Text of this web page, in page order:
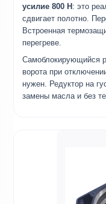
усилие 800 Н : это
сдвигает полотно.
Встроенная
перегреве.
Самоблокирующийся
ворота при
нужен. Редуктор на
замены масла и без